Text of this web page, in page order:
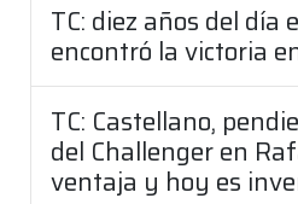
TC: diez años del día
encontró la victoria
TC: Castellano,
del Challenger en
ventaja y hoy es